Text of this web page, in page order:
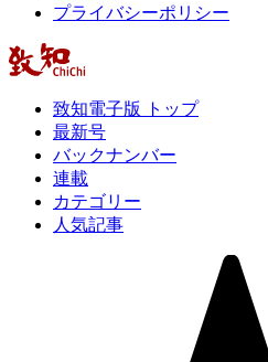
プライバシーポリシー
致知電子版 トップ
最新号
バックナンバー
連載
カテゴリー
人気記事